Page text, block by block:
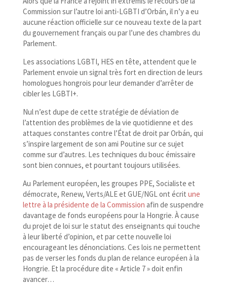
Commission sur l’autre loi anti-​LGBTI d’Orbán, il n’y a eu
aucune réaction officielle sur ce nouveau texte de la part
du gouvernement français ou par l’une des chambres du
Parlement.
Les associations LGBTI, HES en tête, attendent que le
Parlement envoie un signal très fort en direction de leurs
homologues hongrois pour leur demander d’arrêter de
cibler les LGBTI+.
Nul n’est dupe de cette stratégie de déviation de
l’attention des problèmes de la vie quotidienne et des
attaques constantes contre l’État de droit par Orbán, qui
s’inspire largement de son ami Poutine sur ce sujet
comme sur d’autres. Les techniques du bouc émissaire
sont bien connues, et pourtant toujours utilisées.
Au Parlement européen, les groupes PPE, Socialiste et
démocrate, Renew, Verts/​ALE et GUE/​NGL ont écrit une
lettre à la présidente de la Commission afin de suspendre
davantage de fonds européens pour la Hongrie. À cause
du projet de loi sur le statut des enseignants qui touche
à leur liberté d’opinion, et par cette nouvelle loi
encourageant les dénonciations. Ces lois ne permettent
pas de verser les fonds du plan de relance européen à la
Hongrie. Et la procédure dite « Article 7 » doit enfin
avancer…